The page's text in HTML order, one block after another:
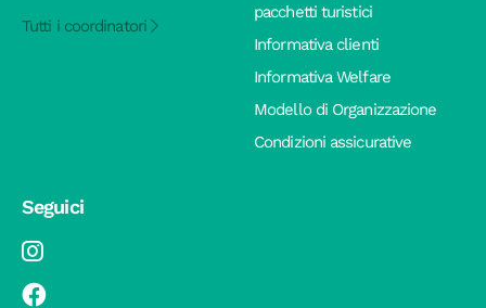
Tutti i coordinatori
pacchetti turistici
Informativa clienti
Informativa Welfare
Modello di Organizzazione
Condizioni assicurative
Seguici